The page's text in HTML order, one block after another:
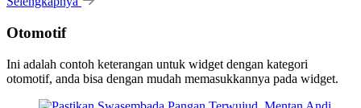
Otomotif
Ini adalah contoh keterangan untuk widget dengan kategori
otomotif, anda bisa dengan mudah memasukkannya pada widget.